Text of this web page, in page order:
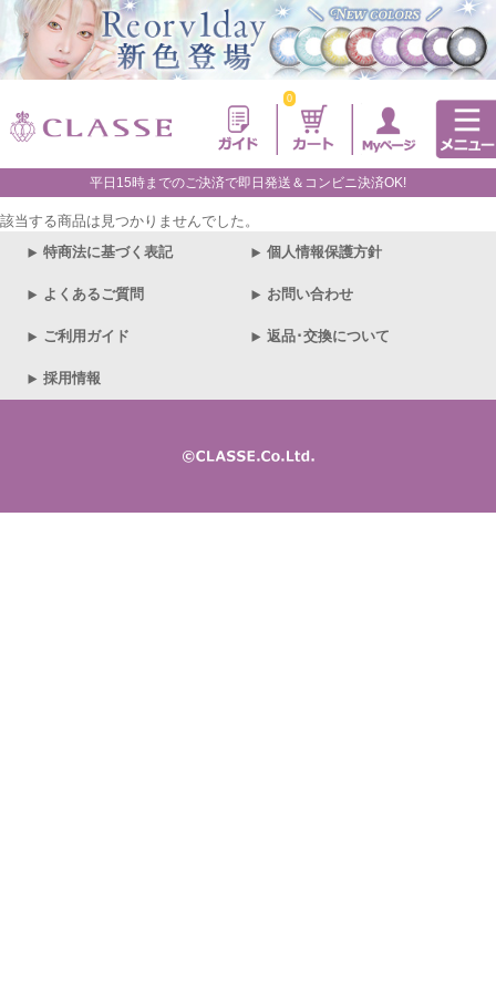
0
平日15時までのご決済で即日発送＆コンビニ決済OK!
該当する商品は見つかりませんでした。
特商法に基づく表記
個人情報保護方針
よくあるご質問 お問い合わせ
ご利用ガイド 返品･交換について
採用情報